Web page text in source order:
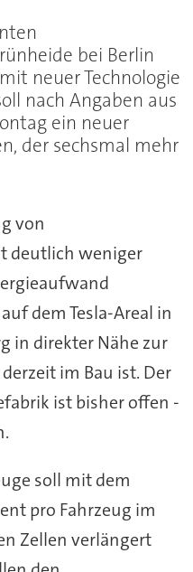
bei Berlin
neuer Technologie
nach Angaben aus
ein neuer
der sechsmal mehr
von
deutlich weniger
dem Tesla-Areal in
in direkter Nähe zur
im Bau ist. Der
ist bisher offen -
soll mit dem
pro Fahrzeug im
Zellen verlängert